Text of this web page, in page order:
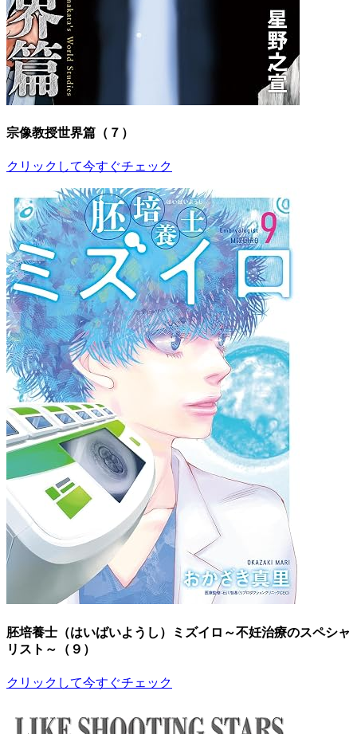
宗像教授世界篇（７）
クリックして今すぐチェック
胚培養士（はいばいようし）ミズイロ～不妊治療のスペシャ
リスト～（９）
クリックして今すぐチェック